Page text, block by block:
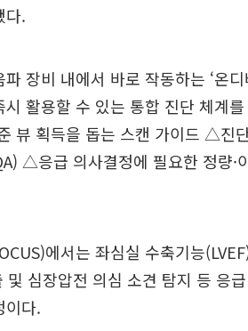
다.
장비 내에서 바로 작동하는 ‘온
활용할 수 있는 통합 진단 체계
뷰 획득을 돕는 스캔 가이드 △진
△응급 의사결정에 필요한 정량·
에서는 좌심실 수축기능
및 심장압전 의심 소견 탐지 등 응
이다.